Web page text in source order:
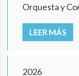
Orquesta y
LEER MÁS
2026